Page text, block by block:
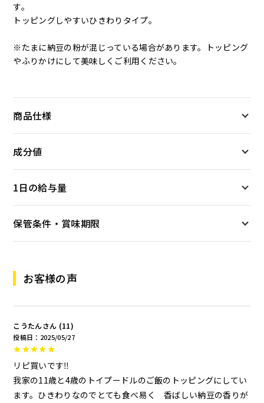
す。
トッピングしやすいひきわりタイプ。
※たまに納豆の粉が混じっている場合があります。トッピング
やふりかけにして美味しくご利用ください。
商品仕様
成分値
1日の給与量
保管条件・賞味期限
お客様の声
こうたん 11
投稿日 2025/05/27
リピ買いです‼︎
我家の11歳と4歳のトイプードルのご飯のトッピングにしてい
ます。ひきわりなのでとても食べ易く　香ばしい納豆の香りが